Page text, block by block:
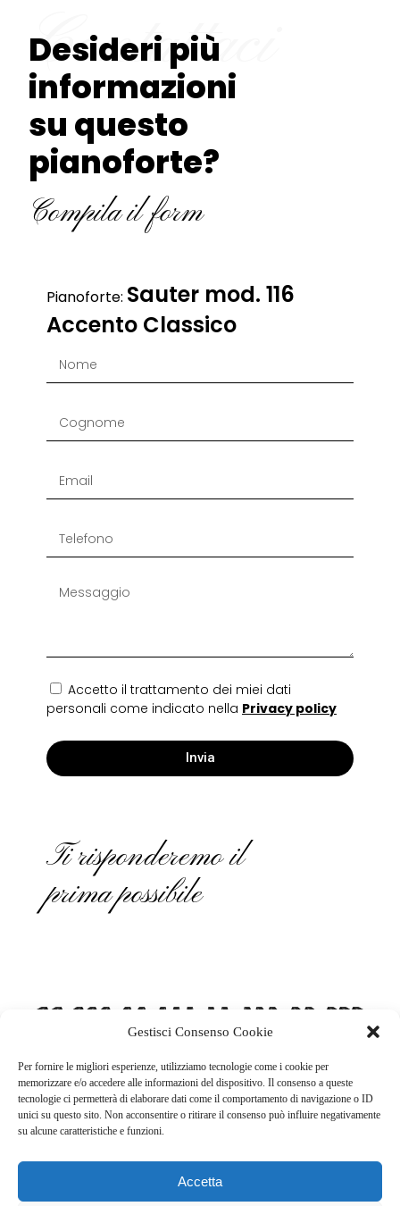
Gestisci Consenso Cookie
Per fornire le migliori esperienze, utilizziamo tecnologie come i cookie per
memorizzare e/o accedere alle informazioni del dispositivo. Il consenso a queste
tecnologie ci permetterà di elaborare dati come il comportamento di navigazione o ID
unici su questo sito. Non acconsentire o ritirare il consenso può influire negativamente
su alcune caratteristiche e funzioni.
Accetta
Contattaci
Desideri più
informazioni
su questo
pianoforte?
Compila il form
Pianoforte: Sauter mod. 116
Accento Classico
Accetto il trattamento dei miei dati
personali come indicato nella Privacy policy
Invia
Ti risponderemo il
prima possibile
Il Centro, Via Cantonale 65, CH - 6804 Bironico